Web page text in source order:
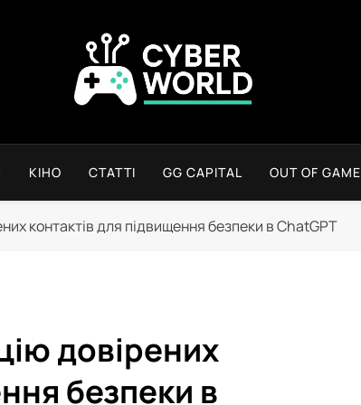
World
КІНО СТАТТІ GG CAPITAL OUT OF GAME
контактів для підвищення безпеки в ChatGPT
довірених
безпеки в